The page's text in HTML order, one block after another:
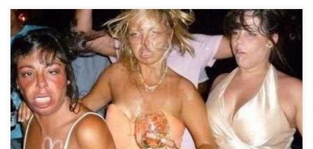
Naukowcy w Stanach Zjednoczonych przeanalizowali
niedawno dane około 320.000 dorosłych osób, które w
przeszłości nadużywały spożywania alkoholu i doszli do
bardzo interesującego wyniku, który został właśnie
opublikowany w portalu PubMed. Jak się okazuje
spożywanie cannabisu może chronić osoby nadużywające
alkohol przed negatywnymi skutkami alkoholu, do jakich